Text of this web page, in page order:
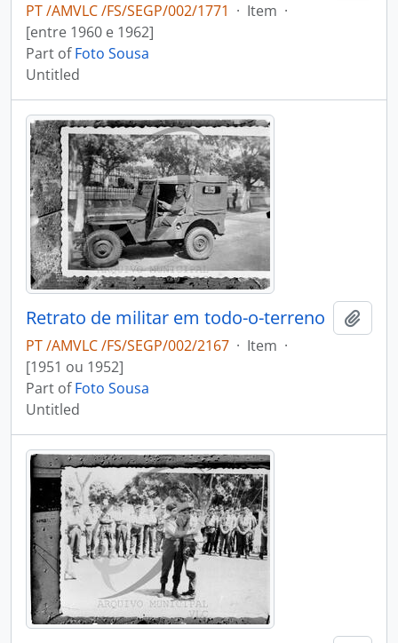
PT /AMVLC /FS/SEGP/002/1771 · Item ·
[entre 1960 e 1962]
Part ofFoto Sousa
Untitled
Retrato de militar em todo-o-terreno
PT /AMVLC /FS/SEGP/002/2167 · Item ·
[1951 ou 1952]
Part ofFoto Sousa
Untitled